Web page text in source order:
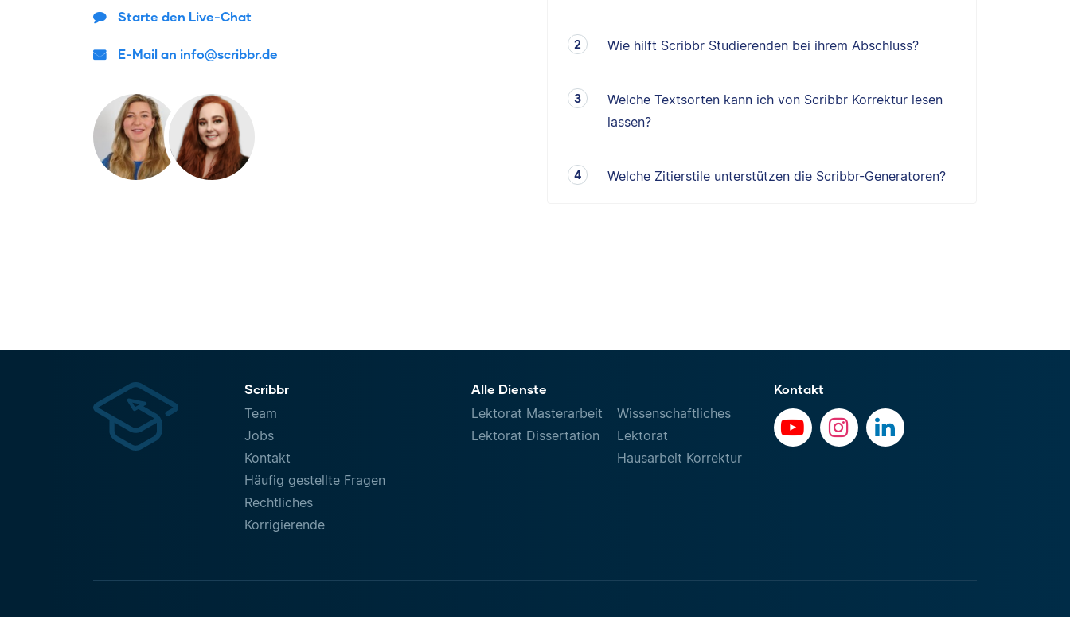
Starte den Live-Chat
E-Mail an info@scribbr.de
Wie hilft Scribbr Studierenden bei ihrem Abschluss?
Welche Textsorten kann ich von Scribbr Korrektur lesen
lassen?
Welche Zitierstile unterstützen die Scribbr-Generatoren?
Scribbr
Team
Jobs
Kontakt
Häufig gestellte Fragen
Rechtliches
Korrigierende
Alle Dienste
Lektorat Masterarbeit
Lektorat Dissertation
Wissenschaftliches
Lektorat
Hausarbeit Korrektur
Kontakt